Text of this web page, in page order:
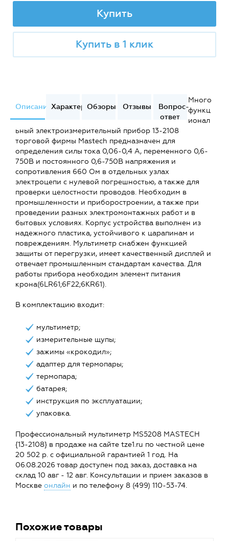
Купить
Купить в 1 клик
ОписаниеХарактеристики
Обзоры Отзывы
Вопрос-
ответ
Много
функц
ионал
ьный электроизмерительный прибор 13-2108
торговой фирмы Mastech предназначен для
определения силы тока 0,06-0,4 А, переменного 0,6-
750В и постоянного 0,6-750В напряжения и
сопротивления 660 Ом в отдельных узлах
электроцепи с нулевой погрешностью, а также для
проверки целостности проводов. Необходим в
промышленности и приборостроении, а также при
проведении разных электромонтажных работ и в
бытовых условиях. Корпус устройства выполнен из
надежного пластика, устойчивого к царапинам и
повреждениям. Мультиметр снабжен функцией
защиты от перегрузки, имеет качественный дисплей и
отвечает промышленным стандартам качества. Для
работы прибора необходим элемент питания
крона(6LR61;6F22;6KR61).
В комплектацию входит:
мультиметр;
измерительные щупы;
зажимы «крокодил»;
адаптер для термопары;
термопара;
батарея;
инструкция по эксплуатации;
упаковка.
Профессиональный мультиметр MS5208 MASTECH
{13-2108} в продаже на сайте tze1.ru по честной цене
20 502 р. с официальной гарантией 1 год. На
06.08.2026 товар доступен под заказ, доставка на
склад 10 авг - 12 авг. Консультации и прием заказов в
Москве онлайн и по телефону 8 (499) 110-53-74.
Похожие товары